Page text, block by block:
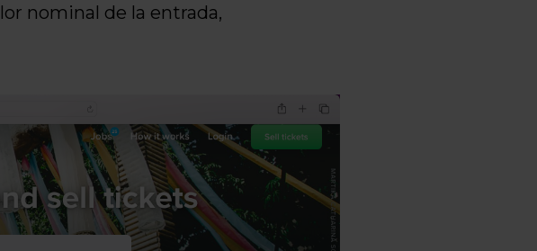
nominal de la entrada,